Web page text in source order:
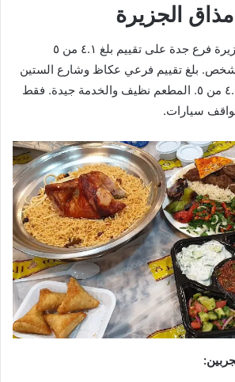
الجزيرة
حصل مطعم مذاق الجزيرة فرع جدة على تقييم بلغ ٤.١ من ٥
أكثر من ٣٦٩ شخص. بلغ تقييم فرعي عكاظ وشارع الستين
٤ من ٥، وفرع مسرة ٤.١ من ٥. المطعم نظيف والخدمة جيدة. فقط
سيارات.